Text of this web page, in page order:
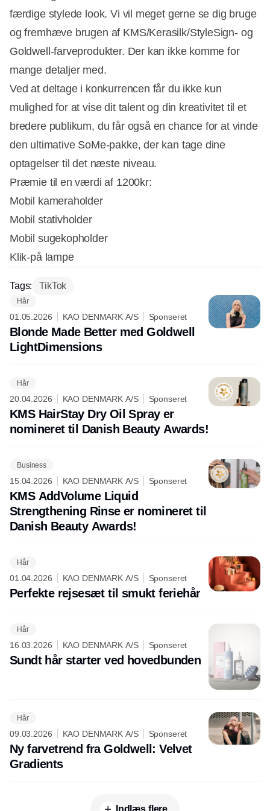
færdige stylede look. Vi vil meget gerne se dig bruge
og fremhæve brugen af KMS/Kerasilk/StyleSign- og
Goldwell-farveprodukter. Der kan ikke komme for
mange detaljer med.
Ved at deltage i konkurrencen får du ikke kun
mulighed for at vise dit talent og din kreativitet til et
bredere publikum, du får også en chance for at vinde
den ultimative SoMe-pakke, der kan tage dine
optagelser til det næste niveau.
Præmie til en værdi af 1200kr:
Mobil kameraholder
Mobil stativholder
Mobil sugekopholder
Klik-på lampe
Tags: TikTok
Hår
01.05.2026 KAO DENMARK A/S Sponseret
Blonde Made Better med Goldwell
LightDimensions
Hår
20.04.2026 KAO DENMARK A/S Sponseret
KMS HairStay Dry Oil Spray er
nomineret til Danish Beauty Awards!
Business
15.04.2026 KAO DENMARK A/S Sponseret
KMS AddVolume Liquid
Strengthening Rinse er nomineret til
Danish Beauty Awards!
Hår
01.04.2026 KAO DENMARK A/S Sponseret
Perfekte rejsesæt til smukt feriehår
Hår
16.03.2026 KAO DENMARK A/S Sponseret
Sundt hår starter ved hovedbunden
Hår
09.03.2026 KAO DENMARK A/S Sponseret
Ny farvetrend fra Goldwell: Velvet
Gradients
Indlæs flere